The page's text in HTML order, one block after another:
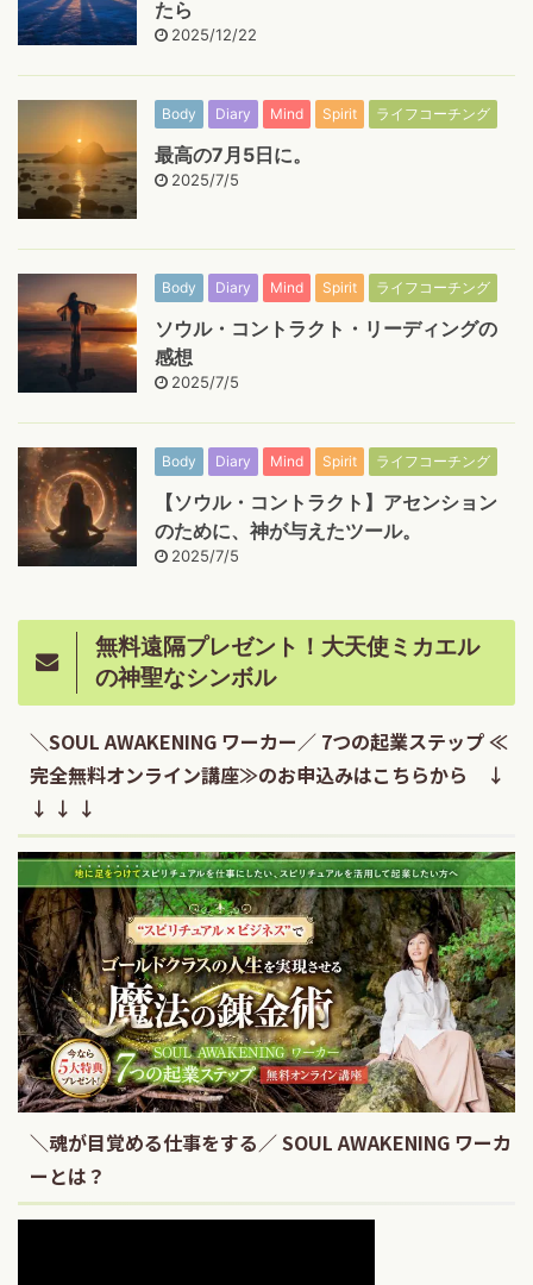
たら
2025/12/22
Body Diary Mind Spirit ライフコーチング
最高の7月5日に。
2025/7/5
Body Diary Mind Spirit ライフコーチング
ソウル・コントラクト・リーディングの
感想
2025/7/5
Body Diary Mind Spirit ライフコーチング
【ソウル・コントラクト】アセンション
のために、神が与えたツール。
2025/7/5
無料遠隔プレゼント！大天使ミカエル
の神聖なシンボル
＼SOUL AWAKENING ワーカー／ 7つの起業ステップ ≪
完全無料オンライン講座≫のお申込みはこちらから ↓
↓ ↓ ↓
＼魂が目覚める仕事をする／ SOUL AWAKENING ワーカ
ーとは？